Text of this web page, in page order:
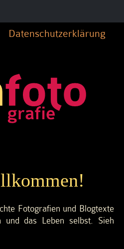
Datenschutzerklärung
Fotografien und Blogtexte
und das Leben selbst. Sieh